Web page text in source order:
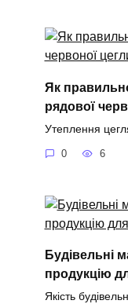
Як
рядової
Утеплення
0 6
Будівельні
продукцію
Якість